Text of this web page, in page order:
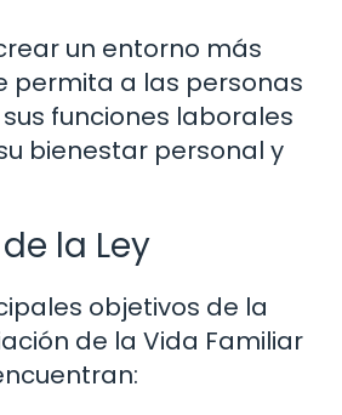
un entorno más
permita a las personas
funciones laborales
bienestar personal y
la Ley
objetivos de la
de la Vida Familiar